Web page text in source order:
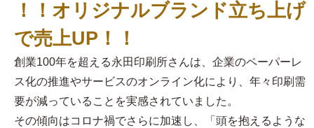
！！オリジナルブランド立ち上げ
で売上UP！！
創業100年を超える永田印刷所さんは、企業のペーパーレ
ス化の推進やサービスのオンライン化により、年々印刷需
要が減っていることを実感されていました。
その傾向はコロナ禍でさらに加速し、「頭を抱えるような